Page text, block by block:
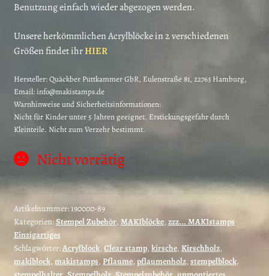
Benutzung einfach wieder abgezogen werden.
Unsere herkömmlichen Acrylblöcke in 2 verschiedenen
Größen findet ihrHIER
Hersteller:Quäckber Puttkammer GbR, Eulenstraße 81, 22763 Hamburg,
Email: info@makistamps.de
Warnhinweise und Sicherheitsinformationen:
Nicht für Kinder unter 5 Jahren geeignet. Erstickungsgefahr durch
Kleinteile. Nicht zum Verzehr bestimmt.
Nicht vorrätig
Artikelnummer:190000-89
Kategorien:Stempel Zubehör, MAKIblöcke, zzz... MAKIstamps
Einzigartiges
Schlagwörter:Acrylblock, Clear stamp, kirsche, Kirschholz,
makiblock, makistamps, Pflaume, pflaumenholz, stempelblock,